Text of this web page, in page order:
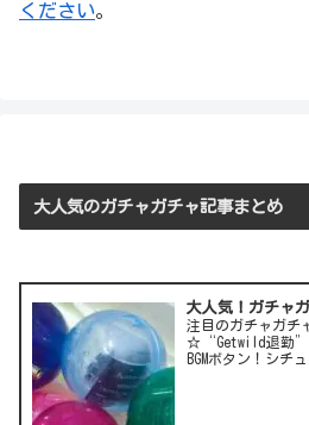
ください。
大人気のガチャガチャ記事まとめ
大人気！ガチャ
注目のガチャガチ
☆“Getwild退勤”
BGMボタン！シチ